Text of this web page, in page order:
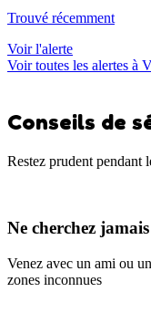
Trouvé récemment
Voir l'alerte
Voir toutes les alertes à
Conseils de
Restez prudent pendant
Ne cherchez
Venez avec un ami ou
zones inconnues